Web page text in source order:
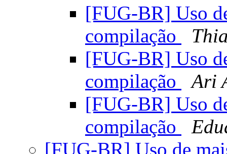
[FUG-BR] Uso
compilação
[FUG-BR] Uso
compilação
Ari
[FUG-BR] Uso
compilação
[FUG-BR] Uso de